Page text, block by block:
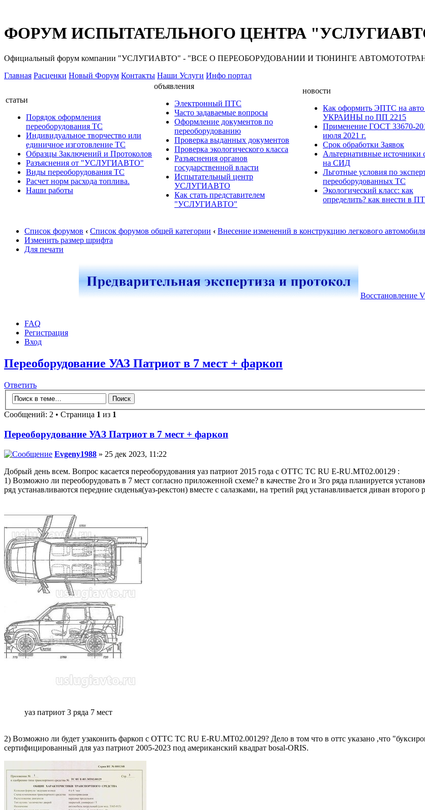
ФОРУМ ИСПЫТАТЕЛЬНОГО ЦЕНТРА
Официальный форум компании "УСЛУГИАВТО" - "ВСЕ О ПЕРЕОБОРУДОВАНИИ И ТЮНИНГЕ
Главная Расценки Новый Форум Контакты Наши Услуги Инфо портал
статьи
Порядок оформления
переоборудования ТС
Индивидуальное творчество или
единичное изготовление ТС
Образцы Заключений и Протоколов
Разъяснения от "УСЛУГИАВТО"
Виды переоборудования ТС
Расчет норм расхода топлива.
Наши работы
объявления
Электронный ПТС
Часто задаваемые вопросы
Оформление документов по
переоборудованию
Проверка выданных документов
Проверка экологического класса
Разъяснения органов
государственной власти
Испытательный центр
УСЛУГИАВТО
Как стать представителем
"УСЛУГИАВТО"
новости
Как оформить ЭПТС на авто
УКРАИНЫ по ПП 2215
Применение ГОСТ 33670-
июля 2021 г.
Срок обработки Заявок
Альтернативные источники
на СИД
Льготные условия по
переоборудованных ТС
Экологический класс: как
определить? как внести в
Список форумов ‹ Список форумов общей категории ‹ Внесение изменений в конструкцию легкового
Изменить размер шрифта
Для печати
Восстановление
FAQ
Регистрация
Вход
Переоборудование УАЗ Патриот в 7 мест + фаркоп
Ответить
Сообщений: 2 • Страница 1 из 1
Переоборудование УАЗ Патриот в 7 мест + фаркоп
Evgeny1988 » 25 дек 2023, 11:22
Добрый день всем. Вопрос касается переоборудования уаз патриот 2015 года с ОТТС TC RU E-RU.MT02.00129 :
1) Возможно ли переоборудовать в 7 мест согласно приложенной схеме? в качестве 2го и 3го ряда планируется
ряд устанавливаются передние сиденья(уаз-рекстон) вместе с салазками, на третий ряд устанавливается диван второго
уаз патриот 3 ряда 7 мест
2) Возможно ли будет узаконить фаркоп с ОТТС TC RU E-RU.MT02.00129? Дело в том что в оттс указано ,что
сертифицированный для уаз патриот 2005-2023 под американский квадрат bosal-ORIS.